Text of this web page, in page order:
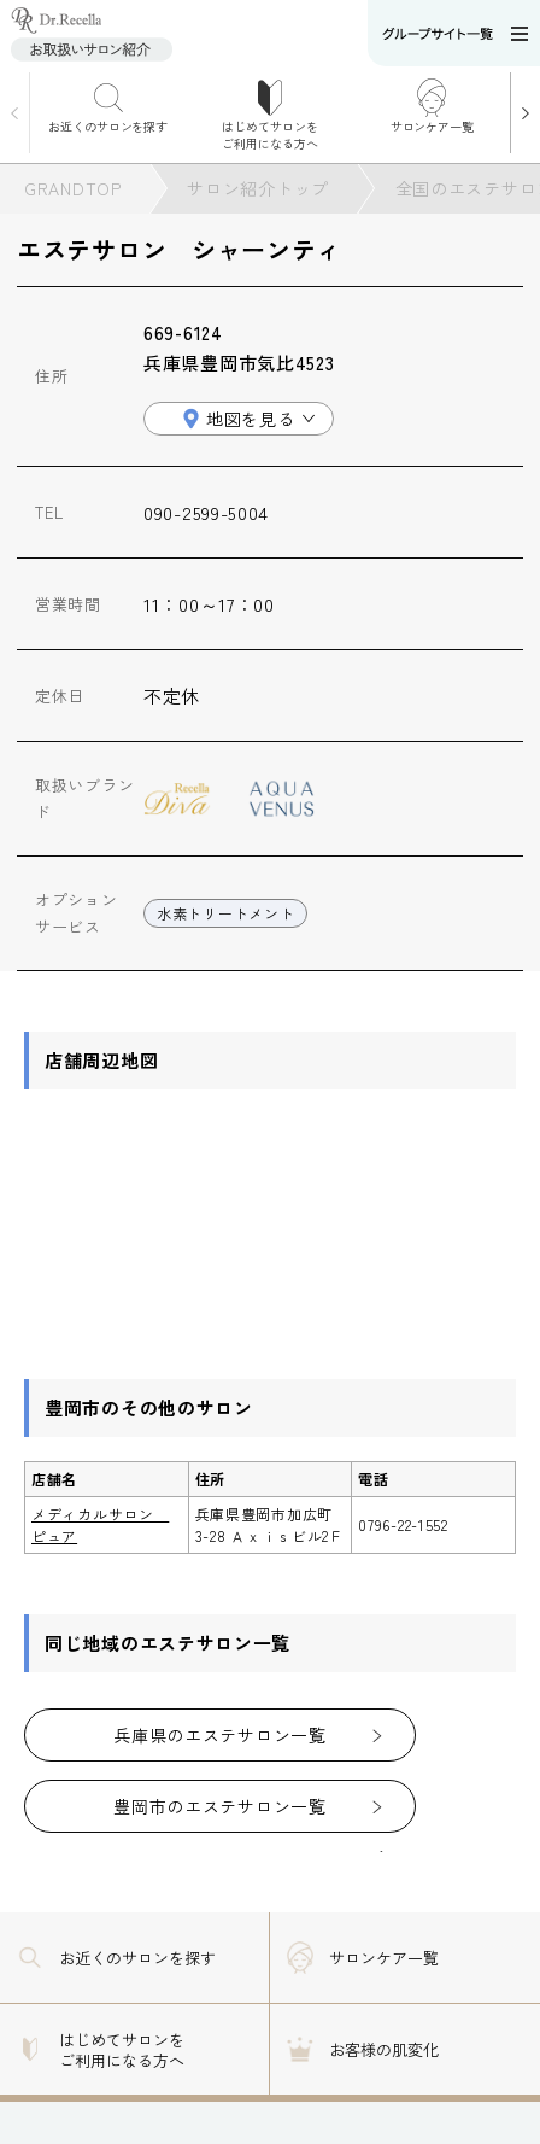
お近くのサロンを探す
はじめてサロンを
ご利用になる方へ
サロンケア一覧
ュー
施術別で探す
お悩み別で探す
GRANDTOP サロン紹介トップ 全国のエステサ
エステサロン シャーンティ
住所
669-6124
兵庫県豊岡市気比4523
地図を見る
TEL 090-2599-5004
営業時間 11：00～17：00
定休日 不定休
取扱いブラン
ド
オプション
サービス
水素トリートメント
店舗周辺地図
豊岡市のその他のサロン
店舗名 住所
電話
メディカルサロン
ピュア
兵庫県豊岡市加広町
3-28 Ａｘｉｓビル2Ｆ
0796-22-1552
同じ地域のエステサロン一覧
兵庫県のエステサロン一覧
豊岡市のエステサロン一覧
お近くのサロンを探す サロンケア一覧
はじめてサロンを
ご利用になる方へ
お客様の肌変化